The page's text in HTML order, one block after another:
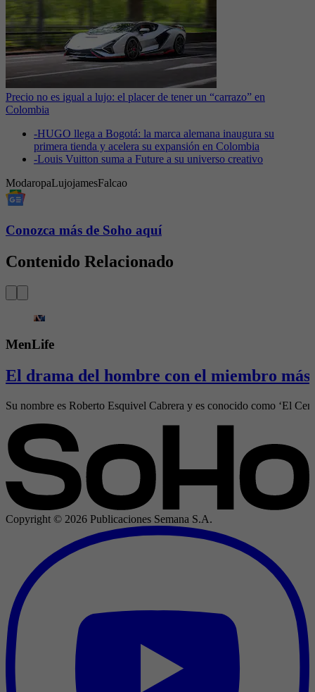
Precio no es igual a lujo: el placer de tener un “carrazo” en
Colombia
-HUGO llega a Bogotá: la marca alemana inaugura su
primera tienda y acelera su expansión en Colombia
-Louis Vuitton suma a Future a su universo creativo
ModaropaLujojamesFalcao
Conozca más de Soho aquí
Contenido Relacionado
MenLife
El drama del hombre con el miembro
Su nombre es Roberto Esquivel Cabrera y es conocido como ‘El
Copyright © 2026 Publicaciones Semana S.A.